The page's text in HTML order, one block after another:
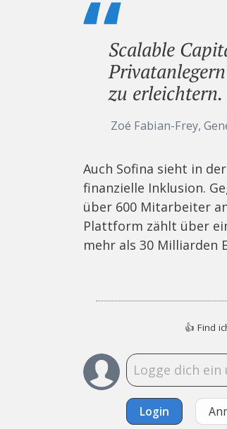
Scalable
zu erleichtern.
Zoé Fabian-Frey,
Auch Sofina sieht in
finanzielle Inklusion.
über 600 Mitarbeiter
Plattform zählt über
mehr als 30 Milliarden
👍 Find
Login